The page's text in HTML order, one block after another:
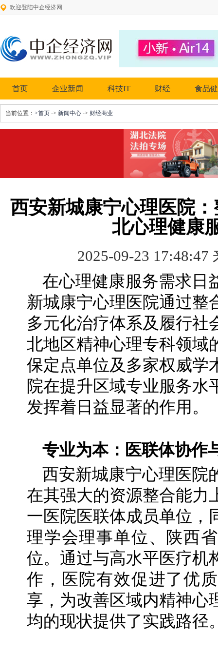
欢迎登陆中企经济网
首页 企业新闻 科技IT 财经 食品
当前位置： >首页 -> 新闻中心 -> 财经商业
西安新城康宁心理医院
北心理健康
2025-09-23 17:48:47
在心理健康服务需求日
新城康宁心理医院通过整
多元化治疗体系及履行社
北地区精神心理专科领域
保定点单位及多家权威学
院在提升区域专业服务水
发挥着日益显著的作用。
专业为本：医联体协作
西安新城康宁心理医院
在其强大的资源整合能力
一医院医联体成员单位，
理学会理事单位、陕西
位。通过与高水平医疗机
作，医院有效促进了优
享，为改善区域内精神心
均的现状提供了实践路径